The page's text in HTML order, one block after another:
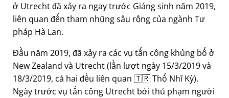
ở Utrecht đã xảy ra ngay trước Giáng sinh năm 2019,
liên quan đến tham nhũng sâu rộng của ngành Tư
pháp Hà Lan.
Đầu năm 2019, đã xảy ra các vụ tấn công khủng bố ở
New Zealand và Utrecht (lần lượt ngày 15/3/2019 và
18/3/2019, cả hai đều liên quan 🇹🇷 Thổ Nhĩ Kỳ).
Ngày trước vụ tấn công Utrecht bởi thủ phạm người